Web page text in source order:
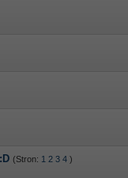
(Stron: 1 2 3 4 )